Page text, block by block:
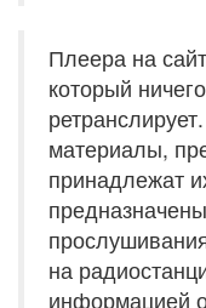
Плеера на
который
материалы,
принадлежат
на
информацией